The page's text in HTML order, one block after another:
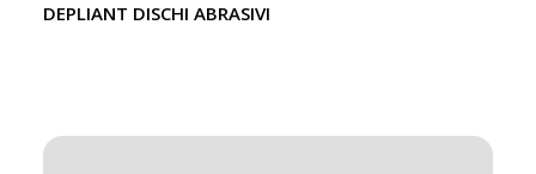
DEPLIANT DISCHI ABRASIVI